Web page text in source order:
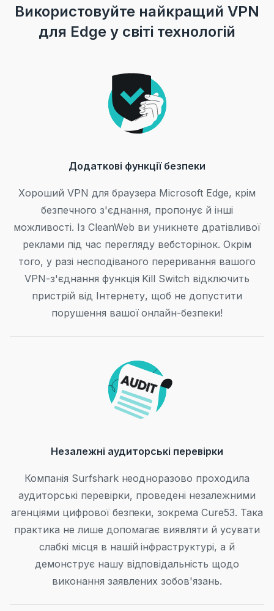
Використовуйте найкращий VPN
для Edge у світі технологій
Додаткові функції безпеки
Хороший VPN для браузера Microsoft Edge, крім
безпечного з'єднання, пропонує й інші
можливості. Із CleanWeb ви уникнете дратівливої
реклами під час перегляду вебсторінок. Окрім
того, у разі несподіваного переривання вашого
VPN-з'єднання функція Kill Switch відключить
пристрій від Інтернету, щоб не допустити
порушення вашої онлайн-безпеки!
Незалежні аудиторські перевірки
Компанія Surfshark неодноразово проходила
аудиторські перевірки, проведені незалежними
агенціями цифрової безпеки, зокрема Cure53. Така
практика не лише допомагає виявляти й усувати
слабкі місця в нашій інфраструктурі, а й
демонструє нашу відповідальність щодо
виконання заявлених зобов'язань.